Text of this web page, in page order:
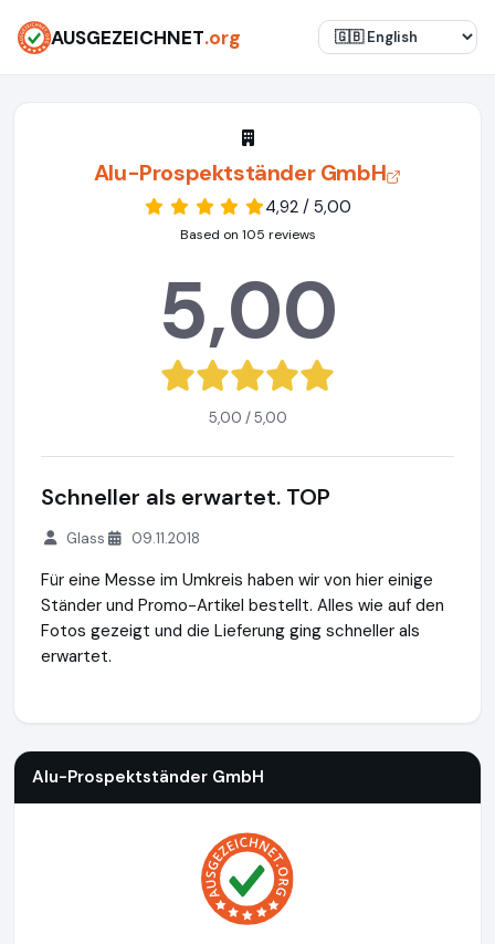
AUSGEZEICHNET.org
Alu-Prospektständer GmbH
4,92 / 5,00
Based on 105 reviews
5,00
5,00 / 5,00
Schneller als erwartet. TOP
Glass 09.11.2018
Für eine Messe im Umkreis haben wir von hier einige
Ständer und Promo-Artikel bestellt. Alles wie auf den
Fotos gezeigt und die Lieferung ging schneller als
erwartet.
Alu-Prospektständer GmbH